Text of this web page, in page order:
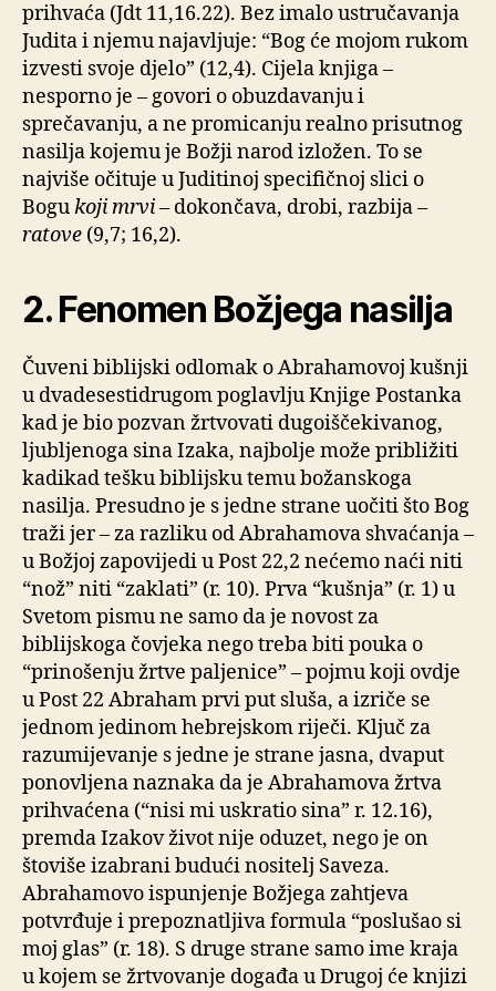
prihvaća (Jdt 11,16.22). Bez imalo ustručavanja
Judita i njemu najavljuje: “Bog će mojom rukom
izvesti svoje djelo” (12,4). Cijela knjiga –
nesporno je – govori o obuzdavanju i
sprečavanju, a ne promicanju realno prisutnog
nasilja kojemu je Božji narod izložen. To se
najviše očituje u Juditinoj specifičnoj slici o
Bogukoji mrvi– dokončava, drobi, razbija –
ratove (9,7; 16,2).
2. Fenomen Božjega nasilja
Čuveni biblijski odlomak o Abrahamovoj kušnji
u dvadesestidrugom poglavlju Knjige Postanka
kad je bio pozvan žrtvovati dugoiščekivanog,
ljubljenoga sina Izaka, najbolje može približiti
kadikad tešku biblijsku temu božanskoga
nasilja. Presudno je s jedne strane uočiti što Bog
traži jer – za razliku od Abrahamova shvaćanja –
u Božjoj zapovijedi u Post 22,2 nećemo naći niti
“nož” niti “zaklati” (r. 10). Prva “kušnja” (r. 1) u
Svetom pismu ne samo da je novost za
biblijskoga čovjeka nego treba biti pouka o
“prinošenju žrtve paljenice” – pojmu koji ovdje
u Post 22 Abraham prvi put sluša, a izriče se
jednom jedinom hebrejskom riječi. Ključ za
razumijevanje s jedne je strane jasna, dvaput
ponovljena naznaka da je Abrahamova žrtva
prihvaćena (“nisi mi uskratio sina” r. 12.16),
premda Izakov život nije oduzet, nego je on
štoviše izabrani budući nositelj Saveza.
Abrahamovo ispunjenje Božjega zahtjeva
potvrđuje i prepoznatljiva formula “poslušao si
moj glas” (r. 18). S druge strane samo ime kraja
u kojem se žrtvovanje događa u Drugoj će knjizi